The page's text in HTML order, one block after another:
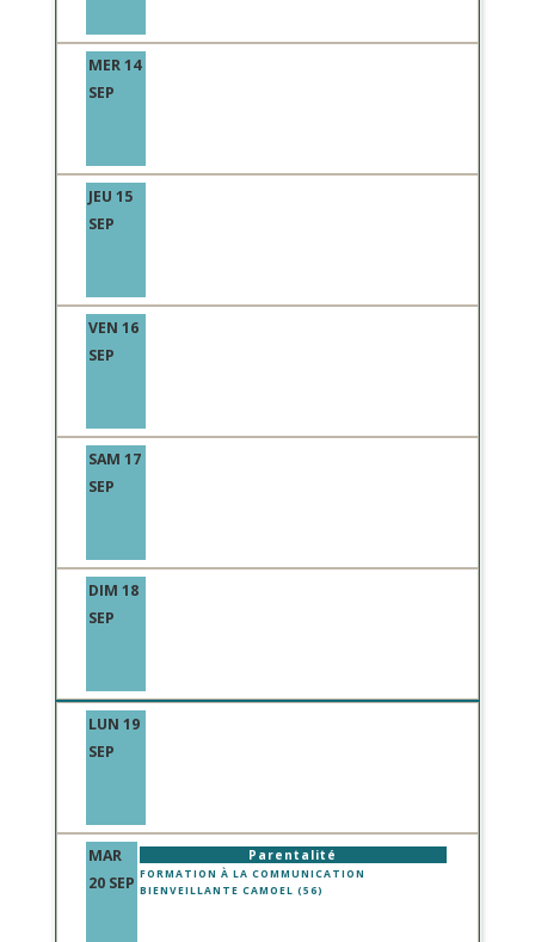
MER 14
SEP
JEU 15
SEP
VEN 16
SEP
SAM 17
SEP
DIM 18
SEP
LUN 19
SEP
MAR
20 SEP
Parentalité
FORMATION À LA COMMUNICATION
BIENVEILLANTE CAMOEL (56)